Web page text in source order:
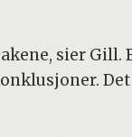
sier Gill.
Det